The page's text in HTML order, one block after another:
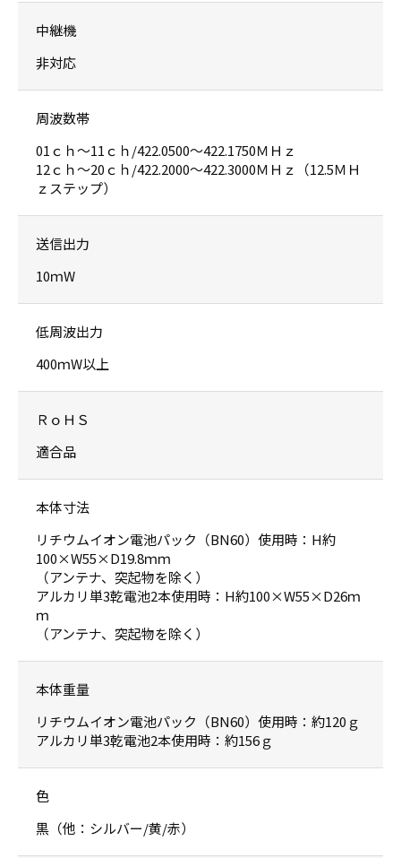
中継機
非対応
周波数帯
01ｃｈ〜11ｃｈ/422.0500〜422.1750ＭＨｚ
12ｃｈ〜20ｃｈ/422.2000〜422.3000ＭＨｚ（12.5ＭＨ
ｚステップ）
送信出力
10ｍW
低周波出力
400ｍW以上
ＲｏＨＳ
適合品
本体寸法
リチウムイオン電池パック（BN60）使用時：H約
100×W55×D19.8ｍｍ
（アンテナ、突起物を除く）
アルカリ単3乾電池2本使用時：H約100×W55×D26ｍ
ｍ
（アンテナ、突起物を除く）
本体重量
リチウムイオン電池パック（BN60）使用時：約120ｇ
アルカリ単3乾電池2本使用時：約156ｇ
色
黒（他：シルバー/黄/赤）